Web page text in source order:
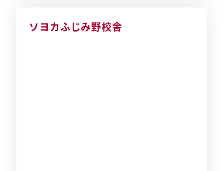
ソヨカふじみ野校舎